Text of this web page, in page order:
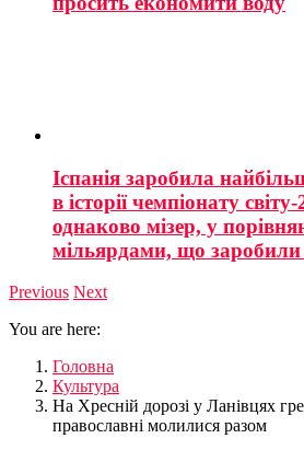
Іспанія заробила
в історії чемпіонату
однаково мізер, у
мільярдами, що
Previous Next
You are here:
Головна
Культура
На Хресній дорозі у Ланівцях
православні молилися разом